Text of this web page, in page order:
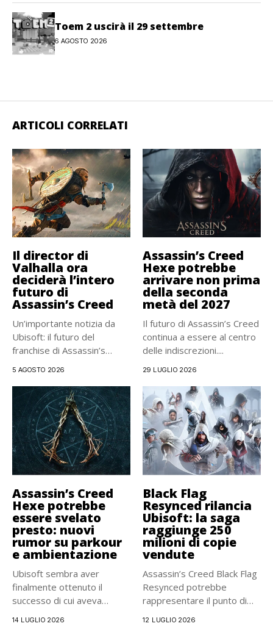
Toem 2 uscirà il 29 settembre
6 AGOSTO 2026
ARTICOLI CORRELATI
Il director di
Valhalla ora
deciderà l’intero
futuro di
Assassin’s Creed
Un’importante notizia da
Ubisoft: il futuro del
franchise di Assassin’s
5 AGOSTO 2026
Assassin’s Creed
Hexe potrebbe
arrivare non prima
della seconda
metà del 2027
Il futuro di Assassin’s Creed
continua a essere al centro
delle indiscrezioni....
29 LUGLIO 2026
Assassin’s Creed
Hexe potrebbe
essere svelato
presto: nuovi
rumor su parkour
e ambientazione
Ubisoft sembra aver
finalmente ottenuto il
successo di cui aveva
14 LUGLIO 2026
Black Flag
Resynced rilancia
Ubisoft: la saga
raggiunge 250
milioni di copie
vendute
Assassin’s Creed Black Flag
Resynced potrebbe
rappresentare il punto di
12 LUGLIO 2026